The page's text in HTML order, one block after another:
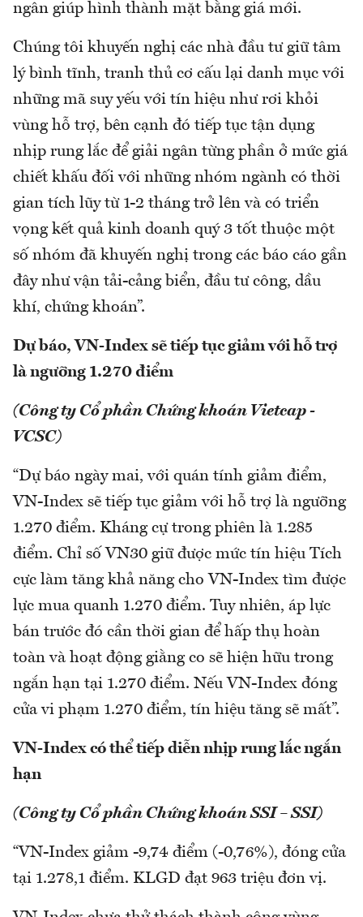
ngân giúp hình thành mặt bằng giá mới.
Chúng tôi khuyến nghị các nhà đầu tư giữ tâm
lý bình tĩnh, tranh thủ cơ cấu lại danh mục với
những mã suy yếu với tín hiệu như rơi khỏi
vùng hỗ trợ, bên cạnh đó tiếp tục tận dụng
nhịp rung lắc để giải ngân từng phần ở mức giá
chiết khấu đối với những nhóm ngành có thời
gian tích lũy từ 1-2 tháng trở lên và có triển
vọng kết quả kinh doanh quý 3 tốt thuộc một
số nhóm đã khuyến nghị trong các báo cáo gần
đây như vận tải-cảng biển, đầu tư công, dầu
khí, chứng khoán”.
Dự báo, VN-Index sẽ tiếp tục giảm với hỗ trợ
là ngưỡng 1.270 điểm
(Công ty Cổ phần Chứng khoán Vietcap -
VCSC)
“Dự báo ngày mai, với quán tính giảm điểm,
VN-Index sẽ tiếp tục giảm với hỗ trợ là ngưỡng
1.270 điểm. Kháng cự trong phiên là 1.285
điểm. Chỉ số VN30 giữ được mức tín hiệu Tích
cực làm tăng khả năng cho VN-Index tìm được
lực mua quanh 1.270 điểm. Tuy nhiên, áp lực
bán trước đó cần thời gian để hấp thụ hoàn
toàn và hoạt động giằng co sẽ hiện hữu trong
ngắn hạn tại 1.270 điểm. Nếu VN-Index đóng
cửa vi phạm 1.270 điểm, tín hiệu tăng sẽ mất”.
VN-Index có thể tiếp diễn nhịp rung lắc ngắn
hạn
(Công ty Cổ phần Chứng khoán SSI – SSI)
“VN-Index giảm -9,74 điểm (-0,76%), đóng cửa
tại 1.278,1 điểm. KLGD đạt 963 triệu đơn vị.